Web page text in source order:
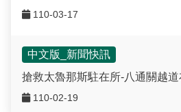
110-03-17
中文版_新聞快訊
搶救太魯那斯駐在所-八通關越
110-02-19